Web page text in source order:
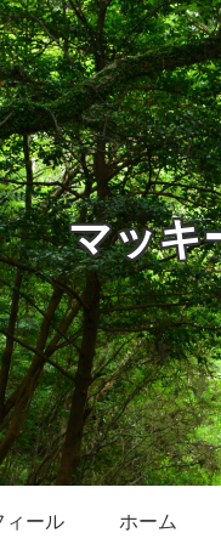
マッキ
ィール ホーム